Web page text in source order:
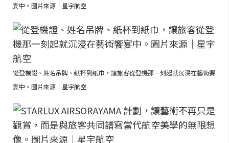
宴中。圖片來源｜星宇航空
從登機證、姓名吊牌、紙杯到紙巾，讓旅客從登機那一刻起就沉浸在藝術饗
宴中。圖片來源｜星宇航空